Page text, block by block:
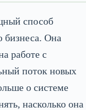
способ
бизнеса. Она
работе с
поток новых
о системе
насколько она